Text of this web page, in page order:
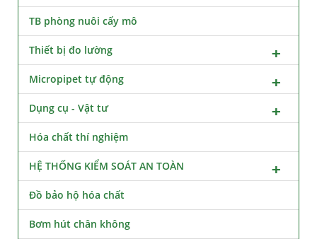
TB phòng nuôi cấy mô
Thiết bị đo lường
Micropipet tự động
Dụng cụ - Vật tư
Hóa chất thí nghiệm
HỆ THỐNG KIỂM SOÁT AN TOÀN
Đồ bảo hộ hóa chất
Bơm hút chân không